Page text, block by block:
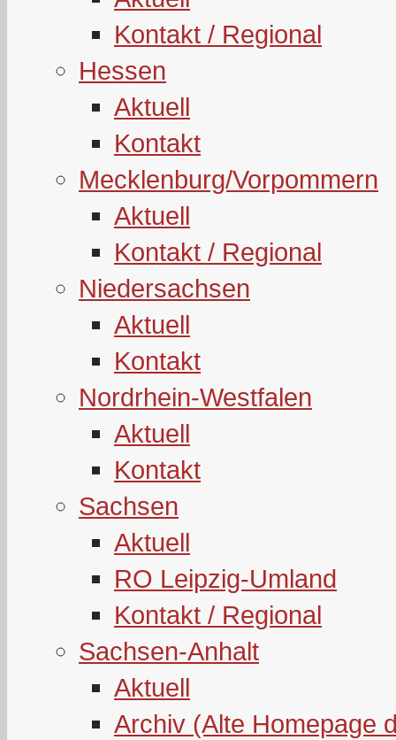
Kontakt / Regional
Hessen
Aktuell
Kontakt
Mecklenburg/Vorpommern
Aktuell
Kontakt / Regional
Niedersachsen
Aktuell
Kontakt
Nordrhein-Westfalen
Aktuell
Kontakt
Sachsen
Aktuell
RO Leipzig-Umland
Kontakt / Regional
Sachsen-Anhalt
Aktuell
Archiv (Alte Homepage